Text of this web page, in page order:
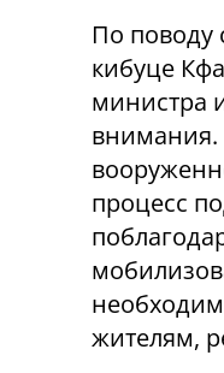
По поводу
кибуце
министра
внимания.
процесс
жителям,